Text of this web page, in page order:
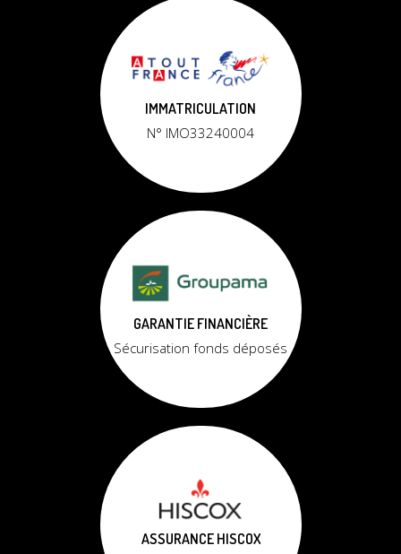
IMMATRICULATION
N° IMO33240004
GARANTIE FINANCIÈRE
Sécurisation fonds déposés
ASSURANCE HISCOX